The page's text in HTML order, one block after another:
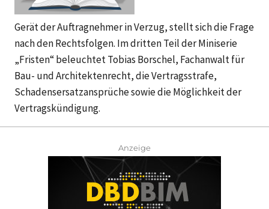
Gerät der Auftragnehmer in Verzug, stellt sich die Frage
nach den Rechtsfolgen. Im dritten Teil der Miniserie
„Fristen“ beleuchtet Tobias Borschel, Fachanwalt für
Bau- und Architektenrecht, die Vertragsstrafe,
Schadensersatzansprüche sowie die Möglichkeit der
Vertragskündigung.
Anzeige